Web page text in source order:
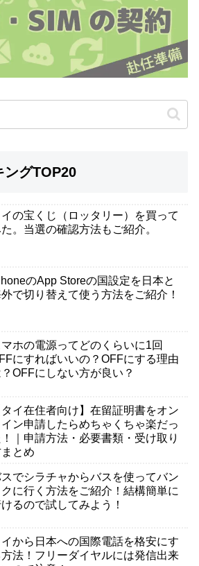
ングTOP20
イの宝くじ（ロッタリー）を買って
。当選の確認方法もご紹介。
のApp Storeの国設定を日本と
で切り替えて使う方法をご紹介！
マホの電源ってどのくらいに1回
にすればいいの？OFFにする理由
OFFにしない方が良い？
タイ在住者向け】在留証明書をオン
イン申請したらめちゃくちゃ楽だっ
｜申請方法・必要書類・受け取り
とめ
でシラチャからバスを使ってバン
クに行く方法をご紹介！結構簡単に
るので試してみよう！
イから日本への国際電話を格安にす
方法！フリーダイヤルには発信出来